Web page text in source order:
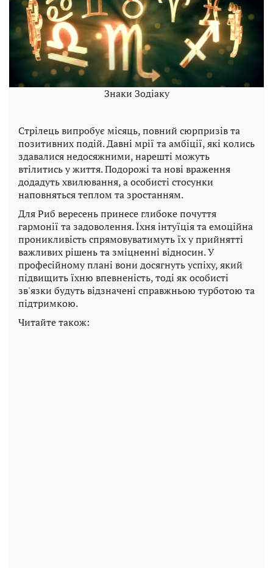
Знаки Зодіаку
Стрілець випробує місяць, повний сюрпризів та
позитивних подій. Давні мрії та амбіції, які колись
здавалися недосяжними, нарешті можуть
втілитись у життя. Подорожі та нові враження
додадуть хвилювання, а особисті стосунки
наповняться теплом та зростанням.
Для Риб вересень принесе глибоке почуття
гармонії та задоволення. Їхня інтуїція та емоційна
проникливість спрямовуватимуть їх у прийнятті
важливих рішень та зміцненні відносин. У
професійному плані вони досягнуть успіху, який
підвищить їхню впевненість, тоді як особисті
зв'язки будуть відзначені справжньою турботою та
підтримкою.
Читайте також: